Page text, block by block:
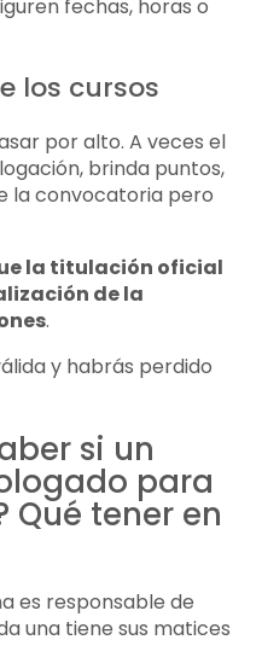
fechas, horas o
los cursos
por alto. A veces el
brinda puntos,
la convocatoria pero
la titulación oficial
de la
.
y habrás perdido
si un
para
Qué tener en
es responsable de
una tiene sus matices